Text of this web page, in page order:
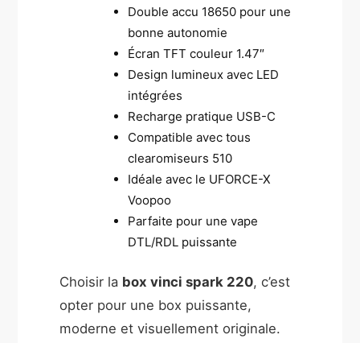
Double accu 18650 pour une
bonne autonomie
Écran TFT couleur 1.47″
Design lumineux avec LED
intégrées
Recharge pratique USB-C
Compatible avec tous
clearomiseurs 510
Idéale avec le UFORCE-X
Voopoo
Parfaite pour une vape
DTL/RDL puissante
Choisir la box vinci spark 220, c’est
opter pour une box puissante,
moderne et visuellement originale.